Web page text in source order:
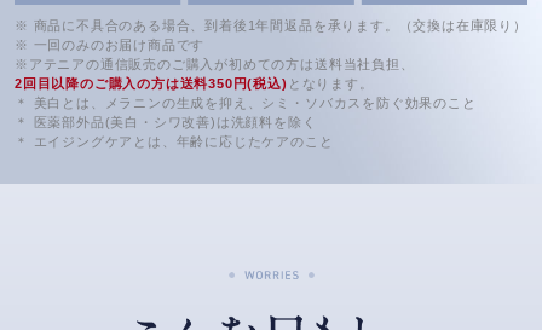
※ 商品に不具合のある場合、到着後1年間返品を承ります。（交換は在庫限り）
※ 一回のみのお届け商品です
※アテニアの通信販売のご購入が初めての方は送料当社負担、
2回目以降のご購入の方は送料350円(税込) となります。
＊ 美白とは、メラニンの生成を抑え、シミ・ソバカスを防ぐ効果のこと
＊ 医薬部外品(美白・シワ改善)は洗顔料を除く
＊ エイジングケアとは、年齢に応じたケアのこと